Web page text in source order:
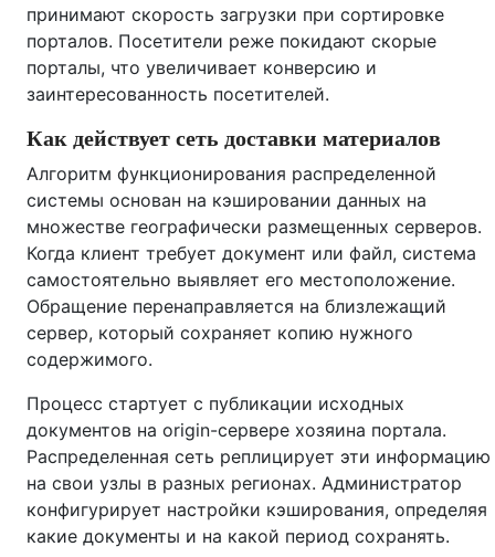
принимают скорость загрузки при сортировке
порталов. Посетители реже покидают скорые
порталы, что увеличивает конверсию и
заинтересованность посетителей.
Как действует сеть доставки материалов
Алгоритм функционирования распределенной
системы основан на кэшировании данных на
множестве географически размещенных серверов.
Когда клиент требует документ или файл, система
самостоятельно выявляет его местоположение.
Обращение перенаправляется на близлежащий
сервер, который сохраняет копию нужного
содержимого.
Процесс стартует с публикации исходных
документов на origin-сервере хозяина портала.
Распределенная сеть реплицирует эти информацию
на свои узлы в разных регионах. Администратор
конфигурирует настройки кэширования, определяя
какие документы и на какой период сохранять.